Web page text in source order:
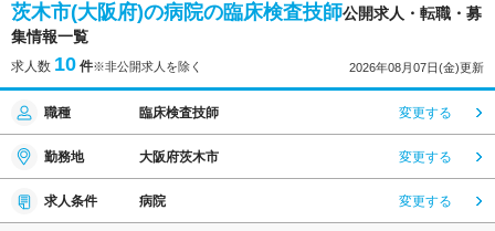
茨木市(大阪府)の病院の臨床検査技師公開求人・転職・募
集情報一覧
求人数 10 件※非公開求人を除く 2026年08月07日(金)更新
職種 臨床検査技師 変更する
勤務地 大阪府茨木市 変更する
求人条件 病院 変更する